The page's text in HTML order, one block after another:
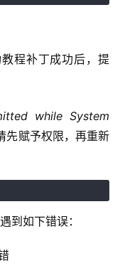
程补丁成功后，提
while System
先赋予权限，再重新
到如下错误：